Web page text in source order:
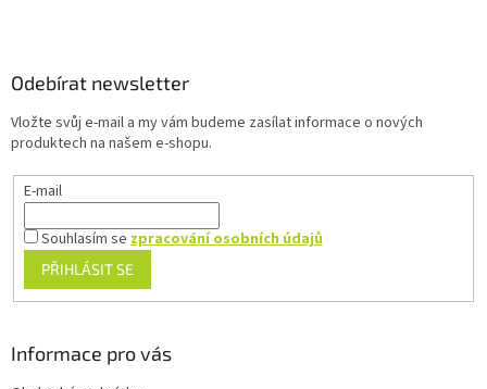
Odebírat newsletter
Vložte svůj e-mail a my vám budeme zasílat informace o nových
produktech na našem e-shopu.
E-mail
Souhlasím sezpracování osobních údajů
PŘIHLÁSIT SE
Informace pro vás